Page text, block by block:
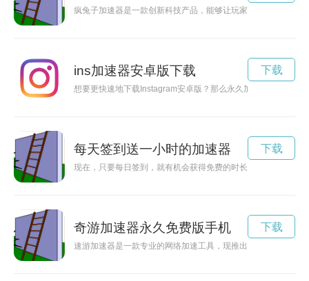
疯兔子加速器是一款创新科技产品，能够让玩家在游戏中加速
ins加速器安卓版下载
想要更快速地下载Instagram安卓版？那么永久加速器将是你的
下载
每天签到送一小时的加速器
现在，只要每日签到，就有机会获得免费的时长加速器，让您
下载
奇游加速器永久免费版手机
速游加速器是一款专业的网络加速工具，现推出永久免费版，
下载